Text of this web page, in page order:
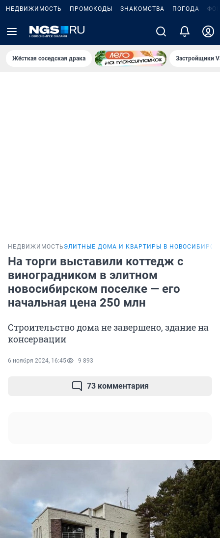
НЕДВИЖИМОСТЬ ПРОМОКОДЫ ЗНАКОМСТВА ПОГОДА
Жёсткая соседская драка Застройщики
НЕДВИЖИМОСТЬ ЭЛИТНЫЕ ДОМА И КВАРТИРЫ В
На торги выставили коттедж с
виноградником в элитном
новосибирском поселке — его
начальная цена 250 млн
Строительство дома не завершено, здание на
консервации
6 ноября 2024, 16:45 9 893
73 комментария